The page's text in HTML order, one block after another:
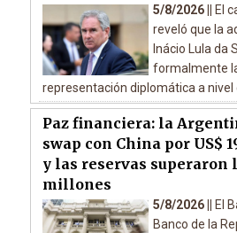
5/8/2026 ||
El
reveló que la
Inácio Lula da
formalmente
representación diplomática a nivel
Paz financiera: la
swap con China por US$
y las reservas superaron
millones
5/8/2026 ||
El
Banco de la